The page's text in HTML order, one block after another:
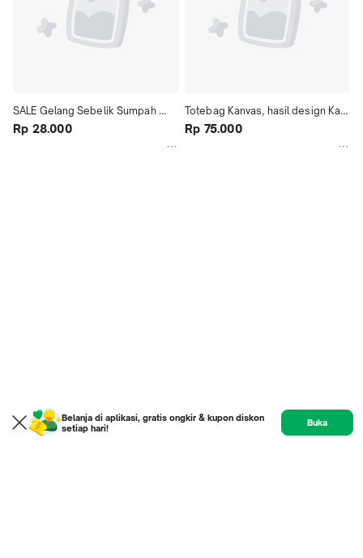
SALE Gelang Sebelik Sumpah
(Hitam)
Rp 28.000
Totebag Kanvas, hasil design Ka
ocue salah 1 pendiri Sokola rimba
Rp 75.000
Belanja di aplikasi, gratis ongkir & kupon diskon
setiap hari!
Buka
Product Review